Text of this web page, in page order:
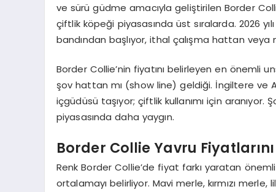
ve sürü güdme amacıyla geliştirilen Border
çiftlik köpeği piyasasında üst sıralarda. 2026
bandından başlıyor, ithal çalışma hattan veya
Border Collie’nin fiyatını belirleyen en önemli
şov hattan mı (show line) geldiği. İngiltere ve
içgüdüsü taşıyor; çiftlik kullanımı için
piyasasında daha yaygın.
Border Collie Yavru
Renk Border Collie’de fiyat farkı yaratan
ortalamayı belirliyor. Mavi merle, kırmızı